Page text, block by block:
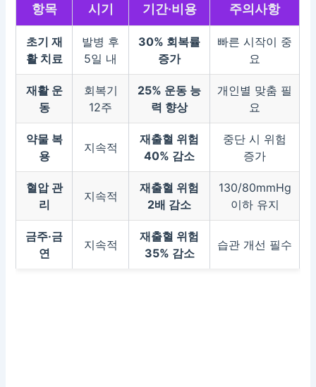
항목 시기 기간·비용 주의사항
초기 재
활 치료
발병 후
5일 내
30% 회복률
증가
빠른 시작이 중
요
재활 운
동
회복기
12주
25% 운동 능
력 향상
개인별 맞춤 필
요
약물 복
용
지속적
재출혈 위험
40% 감소
중단 시 위험
증가
혈압 관
리
지속적
재출혈 위험
2배 감소
130/80mmHg
이하 유지
금주·금
연
지속적
재출혈 위험
35% 감소
습관 개선 필수